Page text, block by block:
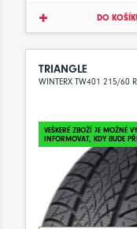
DO
TRIANGLE
WINTERX TW401 215/60
VEŠKERÉ ZBOŽÍ JE MOŽNÉ
INFORMOVAT, KDY BUDE